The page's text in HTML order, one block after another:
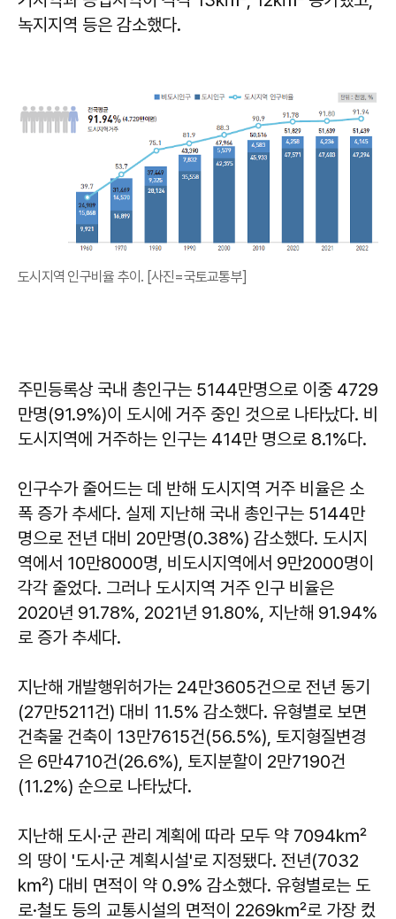
녹지지역 등은 감소했다.
도시지역 인구비율 추이. [사진=국토교통부]
주민등록상 국내 총인구는 5144만명으로 이중 4729
만명(91.9%)이 도시에 거주 중인 것으로 나타났다. 비
도시지역에 거주하는 인구는 414만 명으로 8.1%다.
인구수가 줄어드는 데 반해 도시지역 거주 비율은 소
폭 증가 추세다. 실제 지난해 국내 총인구는 5144만
명으로 전년 대비 20만명(0.38%) 감소했다. 도시지
역에서 10만8000명, 비도시지역에서 9만2000명이
각각 줄었다. 그러나 도시지역 거주 인구 비율은
2020년 91.78%, 2021년 91.80%, 지난해 91.94%
로 증가 추세다.
지난해 개발행위허가는 24만3605건으로 전년 동기
(27만5211건) 대비 11.5% 감소했다. 유형별로 보면
건축물 건축이 13만7615건(56.5%), 토지형질변경
은 6만4710건(26.6%), 토지분할이 2만7190건
(11.2%) 순으로 나타났다.
지난해 도시·군 관리 계획에 따라 모두 약 7094㎢
의 땅이 '도시·군 계획시설'로 지정됐다. 전년(7032
㎢) 대비 면적이 약 0.9% 감소했다. 유형별로는 도
로·철도 등의 교통시설의 면적이 2269㎢로 가장 컸